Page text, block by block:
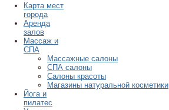
Карта мест
города
Аренда
залов
Массаж и
СПА
Массажные салоны
СПА салоны
Салоны красоты
Магазины натуральной косметики
Йога и
пилатес